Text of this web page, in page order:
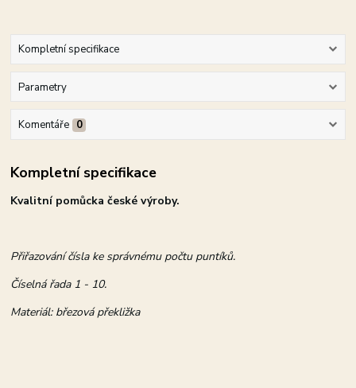
Kompletní specifikace
Parametry
Komentáře 0
Kompletní specifikace
Kvalitní pomůcka české výroby.
Přiřazování čísla ke správnému počtu puntíků.
Číselná řada 1 - 10.
Materiál: březová překližka